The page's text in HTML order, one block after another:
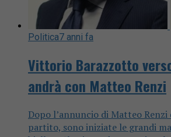
Politica7 anni fa
Vittorio Barazzotto
andrà con Matteo Renzi
Dopo l’annuncio di Matteo
partito, sono iniziate le grandi